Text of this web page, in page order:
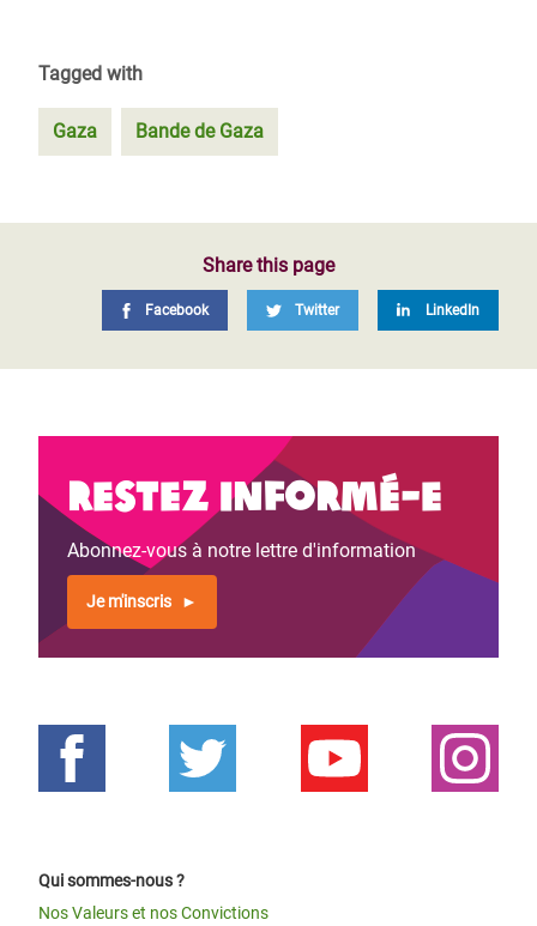
Tagged with
Gaza Bande de Gaza
Share this page
Facebook Twitter LinkedIn
Restez informé-e
Abonnez-vous à notre lettre d'information
Je m'inscris
Qui sommes-nous ?
Nos Valeurs et nos Convictions